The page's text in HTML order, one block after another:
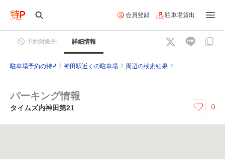
会員登録 駐車場貸出
予約対象外 詳細情報
駐車場予約の特P 神田駅近くの駐車場 周辺の検索結果
パーキング情報
タイムズ内神田第21 0